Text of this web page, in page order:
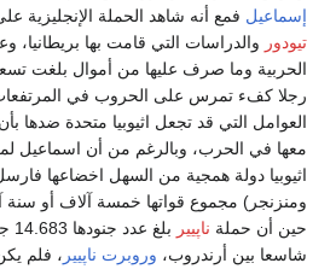
إسماعيل فمع أنه شاهد الحملة الإنجليزية
تيودور والدراسات التي قامت بها بريطانيا،
الحربية وما صرف عليها من أموال بلغت تسعة
رجلا كفء تمرس على الحروب في المرتفعات
العوامل التي قد تجعل اثيوبيا متحدة
معها في الحرب، وبالرغم من أن اسماعيل
اثيوبيا دولة همجية من السهل اخضاعها
ومنزنجر) مجموع قواتها خمسة آلاف أو
حين أن حملة ناپيير
شاسعا بين أرندروب، وروبرت ناپيير ، فلم